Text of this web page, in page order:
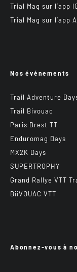
Trial Mag sur l’app
Trial Mag sur l’app
Nos événements
Trail Adventure
Trail Bivouac
Paris Brest TT
Enduromag Days
MX2K Days
SUPERTROPHY
Grand Rallye VTT
BiiVOUAC VTT
Abonnez-vous à